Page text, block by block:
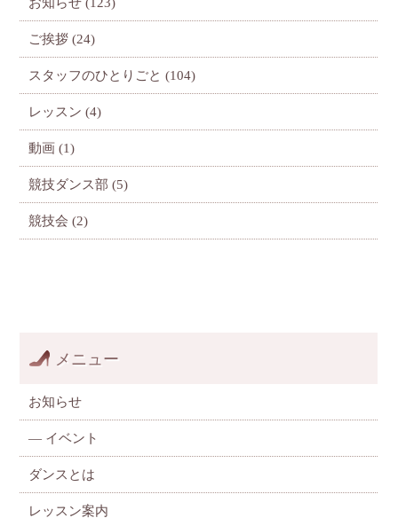
ご挨拶 (24)
スタッフのひとりごと (104)
レッスン (4)
動画 (1)
競技ダンス部 (5)
競技会 (2)
メニュー
お知らせ
— イベント
ダンスとは
レッスン案内